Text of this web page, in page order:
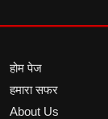
होम पेज
हमारा सफर
About Us